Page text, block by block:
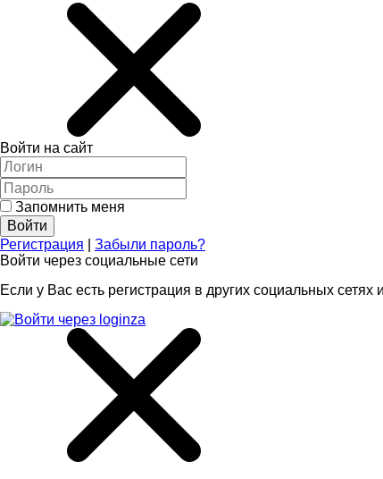
Войти на сайт
Запомнить меня
Регистрация
Забыли пароль?
Войти через социальные сети
Если у Вас есть регистрация в других социальных